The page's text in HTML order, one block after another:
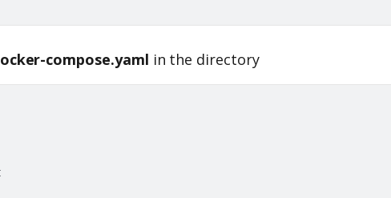
compose.yaml in the directory